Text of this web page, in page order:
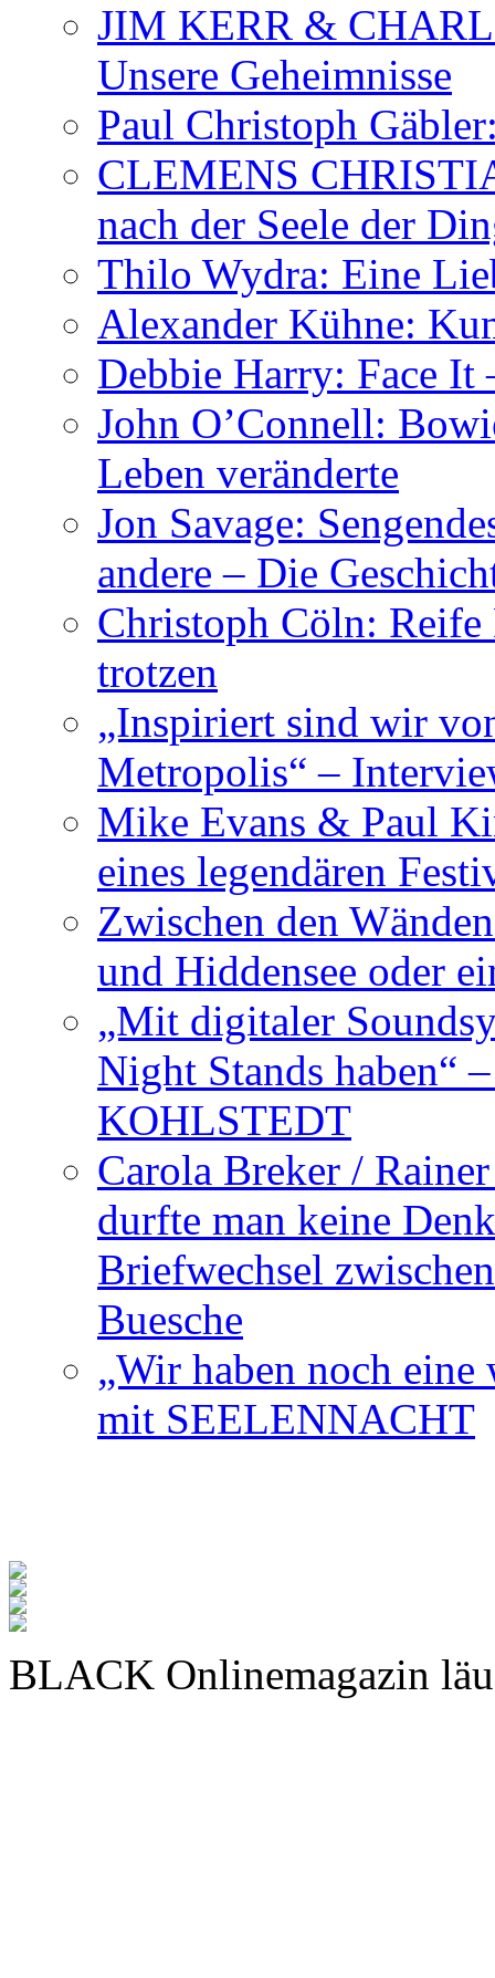
JIM KERR &
Unsere Geheimnisse
Paul Christoph
CLEMENS
nach der Seele der
Thilo Wydra: Eine
Alexander Kühne:
Debbie Harry: Face
John O’Connell:
Leben veränderte
Jon Savage:
andere – Die
Christoph Cöln:
trotzen
„Inspiriert sind wir
Metropolis“ –
Mike Evans & Paul
eines legendären
Zwischen den
und Hiddensee oder
„Mit digitaler
Night Stands haben“
KOHLSTEDT
Carola Breker /
durfte man keine
Briefwechsel
Buesche
„Wir haben noch
mit SEELENNACHT
BLACK Onlinemagazin